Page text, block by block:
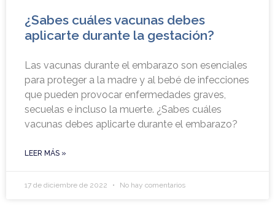
¿Sabes cuáles vacunas debes
aplicarte durante la gestación?
Las vacunas durante el embarazo son esenciales
para proteger a la madre y al bebé de infecciones
que pueden provocar enfermedades graves,
secuelas e incluso la muerte. ¿Sabes cuáles
vacunas debes aplicarte durante el embarazo?
LEER MÁS »
17 de diciembre de 2022 No hay comentarios